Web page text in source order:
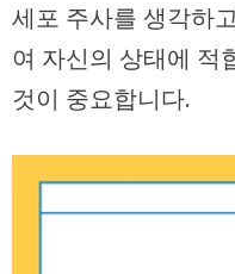
세포 주사를 생각하
여 자신의 상태에 적
것이 중요합니다.